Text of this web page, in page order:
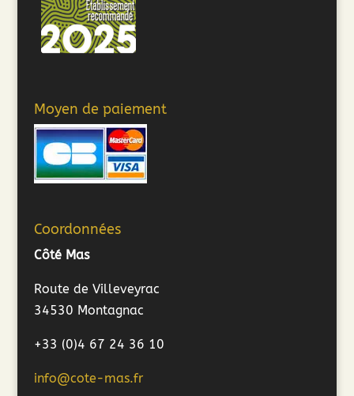
Moyen de paiement
Coordonnées
Côté Mas
Route de Villeveyrac
34530 Montagnac
+33 (0)4 67 24 36 10
info@cote-mas.fr